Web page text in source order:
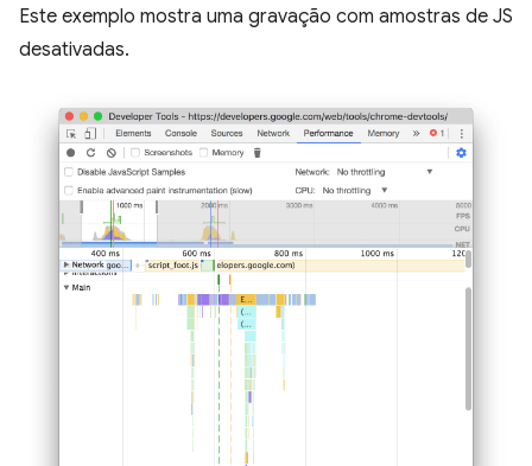
Este exemplo mostra uma gravação com amostras de JS
desativadas.